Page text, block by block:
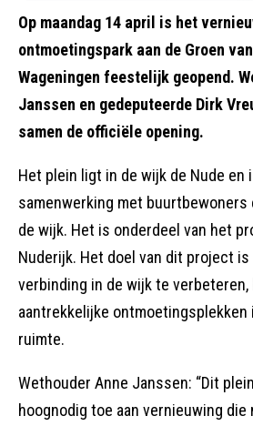
Op maandag 14 april is het
ontmoetingspark aan de Groen
Wageningen feestelijk geopend.
Janssen en gedeputeerde Dirk
samen de officiële opening.
Het plein ligt in de wijk de Nude en
samenwerking met
de wijk. Het is onderdeel van het
Nuderijk. Het doel van dit project
verbinding in de wijk te
aantrekkelijke ontmoetingsplekken
ruimte.
Wethouder Anne Janssen: “Dit
hoognodig toe aan vernieuwing die